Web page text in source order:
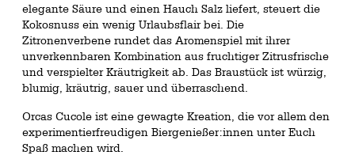
elegante Säure und einen Hauch Salz liefert, steuert die
Kokosnuss ein wenig Urlaubsflair bei. Die
Zitronenverbene rundet das Aromenspiel mit ihrer
unverkennbaren Kombination aus fruchtiger Zitrusfrische
und verspielter Kräutrigkeit ab. Das Braustück ist würzig,
blumig, kräutrig, sauer und überraschend.
Orcas Cucole ist eine gewagte Kreation, die vor allem den
experimentierfreudigen Biergenießer:innen unter Euch
Spaß machen wird.